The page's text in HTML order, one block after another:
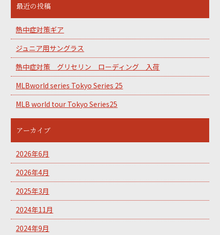
最近の投稿
熱中症対策ギア
ジュニア用サングラス
熱中症対策 グリセリン ローディング 入荷
MLBworld series Tokyo Series 25
MLB world tour Tokyo Series25
アーカイブ
2026年6月
2026年4月
2025年3月
2024年11月
2024年9月